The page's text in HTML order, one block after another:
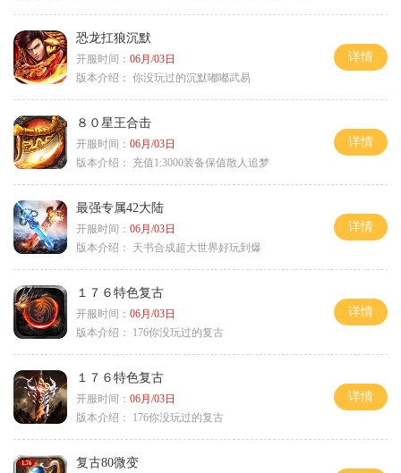
恐龙扛狼沉默
开服时间： 06月/03日
版本介绍： 你没玩过的沉默嘟嘟武易
详情
８０星王合击
开服时间： 06月/03日
版本介绍：
充值1:3000装备保值散人追梦
详情
最强专属42大陆
开服时间： 06月/03日
版本介绍：
天书合成超大世界好玩到爆
详情
１７６特色复古
开服时间： 06月/03日
版本介绍：
176你没玩过的复古
详情
１７６特色复古
开服时间： 06月/03日
版本介绍：
176你没玩过的复古
详情
复古80微变